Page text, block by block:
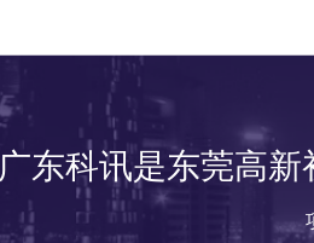
广东科讯是东莞高